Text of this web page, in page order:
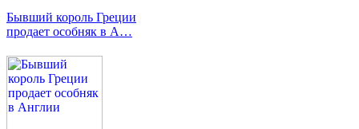
Бывший король Греции
продает особняк в А…